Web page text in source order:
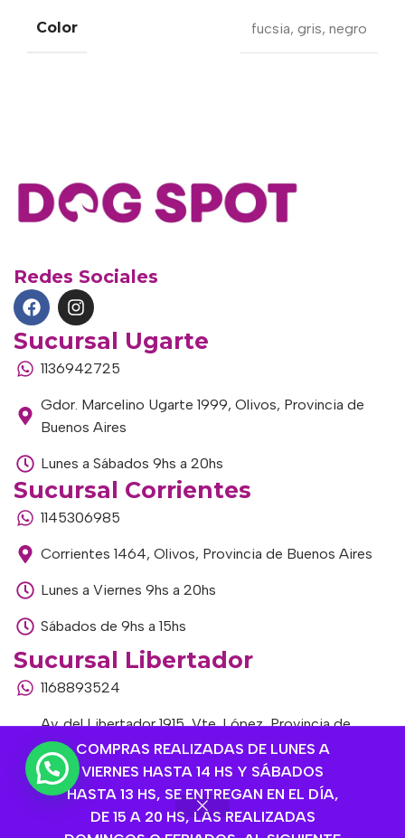
COMPRAS REALIZADAS DE LUNES A
VIERNES HASTA 14 HS Y SÁBADOS
HASTA 13 HS, SE ENTREGAN EN EL DÍA,
DE 15 A 20 HS, LAS REALIZADAS
Color fucsia, gris, negro
Redes Sociales
Sucursal Ugarte
1136942725
Gdor. Marcelino Ugarte 1999, Olivos, Provincia de
Buenos Aires
Lunes a Sábados 9hs a 20hs
Sucursal Corrientes
1145306985
Corrientes 1464, Olivos, Provincia de Buenos Aires
Lunes a Viernes 9hs a 20hs
Sábados de 9hs a 15hs
Sucursal Libertador
1168893524
Av. del Libertador 1915, Vte. López, Provincia de
Buenos Aires
Lunes a Viernes de 9hs a 13hs / 16hs a 20hs
Sábados de 9hs a 15hs